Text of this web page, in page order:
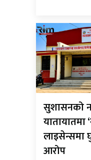
सुशासनको
यातायातमा
आरोप